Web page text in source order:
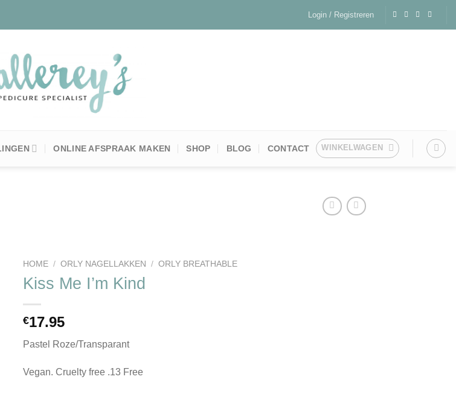
Login / Registreren
ONLINE AFSPRAAK MAKEN SHOP BLOG CONTACT WINKELWAGEN
HOME / ORLY NAGELLAKKEN / ORLY BREATHABLE
Kiss Me I’m Kind
€17.95
Pastel Roze/Transparant
Vegan. Cruelty free .13 Free